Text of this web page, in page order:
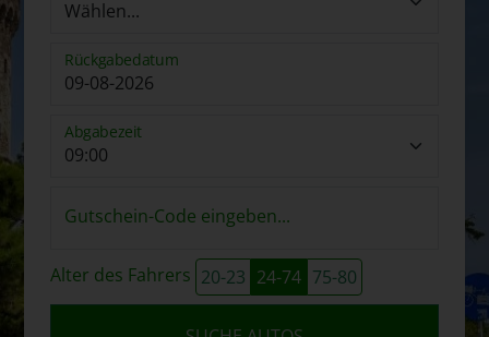
Rückgabedatum
Abgabezeit
Gutschein-Code eingeben...
Alter des Fahrers 20-23 24-74 75-80